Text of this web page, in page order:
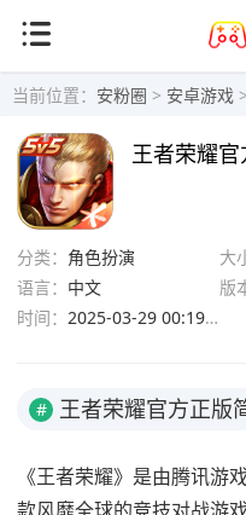
当前位置： 安粉圈 > 安卓游戏 >
王者荣耀
分类： 角色扮演 大
语言： 中文 版
时间： 2025-03-29 00:19:25
# 王者荣耀官方正版
《王者荣耀》是由腾讯游